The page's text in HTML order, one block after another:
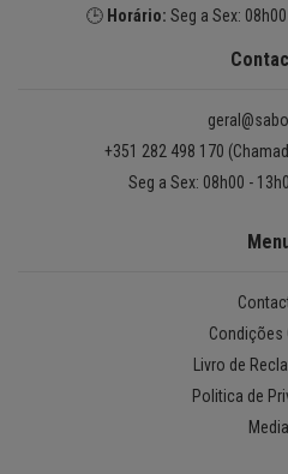
🕒 Horário: Seg a Sex:
+351 282 498 170
Seg a Sex: 08h00 -
Condições
Livro de
Politica de
Media